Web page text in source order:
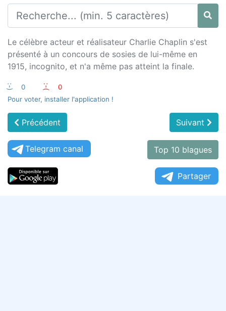
Le célèbre acteur et réalisateur Charlie Chaplin s'est
présenté à un concours de sosies de lui-même en
1915, incognito, et n'a même pas atteint la finale.
:-) 0 :-(
0
Pour voter, installer l'application !
Précédent Suivant
Telegram canal Top 10 blagues
Partager